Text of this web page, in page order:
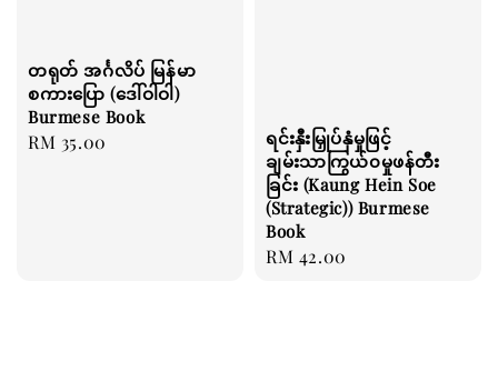
တရုတ် အင်္ဂလိပ် မြန်မာ
စကားပြော (ဒေါ်ဝါဝါ)
Burmese Book
Regular
RM 35.00
ရင်းနှီးမြှုပ်နှံမှုဖြင့်
ချမ်းသာကြွယ်၀မှုဖန်တီး
ခြင်း (Kaung Hein Soe
(Strategic)) Burmese
Book
Regular
RM 42.00